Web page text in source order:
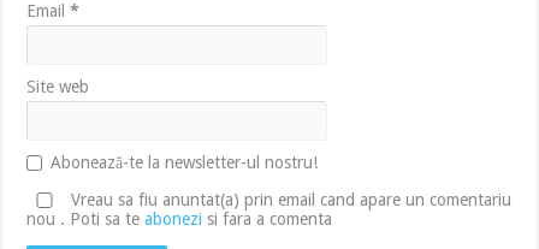
Email*
Site web
Abonează-te la newsletter-ul nostru!
Vreau sa fiu anuntat(a) prin email cand apare un comentariu
nou . Poti sa teabonezi si fara a comenta